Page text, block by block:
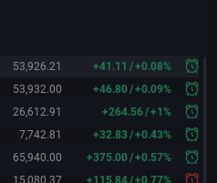
53,926.21 +41.11 /+0.08%
53,932.00 +46.80/+0.09%
26,612.91 +264.56/+1%
7,742.81 +32.83/+0.43%
65,940.00 +375.00/+0.57%
15,080.37 +115.84/+0.77%